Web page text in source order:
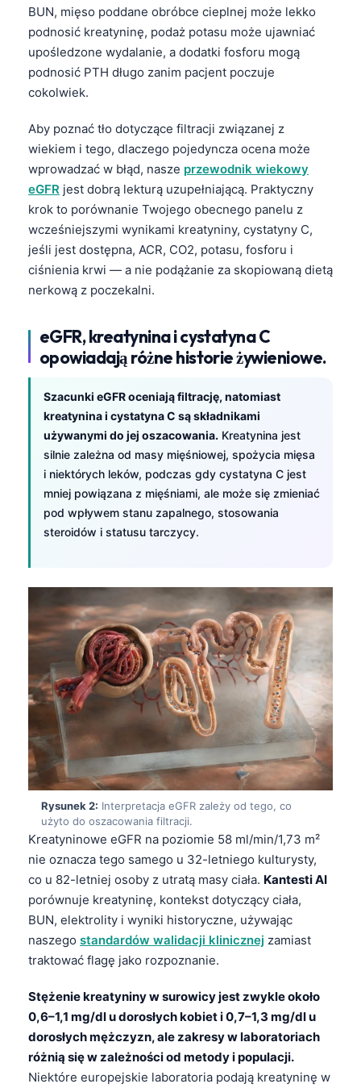
BUN, mięso poddane obróbce cieplnej może lekko
podnosić kreatyninę, podaż potasu może ujawniać
upośledzone wydalanie, a dodatki fosforu mogą
podnosić PTH długo zanim pacjent poczuje
cokolwiek.
Aby poznać tło dotyczące filtracji związanej z
wiekiem i tego, dlaczego pojedyncza ocena może
wprowadzać w błąd, nasze przewodnik wiekowy
eGFR jest dobrą lekturą uzupełniającą. Praktyczny
krok to porównanie Twojego obecnego panelu z
wcześniejszymi wynikami kreatyniny, cystatyny C,
jeśli jest dostępna, ACR, CO2, potasu, fosforu i
ciśnienia krwi — a nie podążanie za skopiowaną dietą
nerkową z poczekalni.
eGFR, kreatynina i cystatyna C
opowiadają różne historie żywieniowe.
Szacunki eGFR oceniają filtrację, natomiast
kreatynina i cystatyna C są składnikami
używanymi do jej oszacowania. Kreatynina jest
silnie zależna od masy mięśniowej, spożycia mięsa
i niektórych leków, podczas gdy cystatyna C jest
mniej powiązana z mięśniami, ale może się zmieniać
pod wpływem stanu zapalnego, stosowania
steroidów i statusu tarczycy.
Rysunek 2: Interpretacja eGFR zależy od tego, co
użyto do oszacowania filtracji.
Kreatyninowe eGFR na poziomie 58 ml/min/1,73 m²
nie oznacza tego samego u 32-letniego kulturysty,
co u 82-letniej osoby z utratą masy ciała. Kantesti AI
porównuje kreatyninę, kontekst dotyczący ciała,
BUN, elektrolity i wyniki historyczne, używając
naszego standardów walidacji klinicznej zamiast
traktować flagę jako rozpoznanie.
Stężenie kreatyniny w surowicy jest zwykle około
0,6–1,1 mg/dl u dorosłych kobiet i 0,7–1,3 mg/dl u
dorosłych mężczyzn, ale zakresy w laboratoriach
różnią się w zależności od metody i populacji.
Niektóre europejskie laboratoria podają kreatyninę w